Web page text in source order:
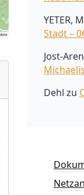
YETER,
Stadt –
Jost-
Dehl zu